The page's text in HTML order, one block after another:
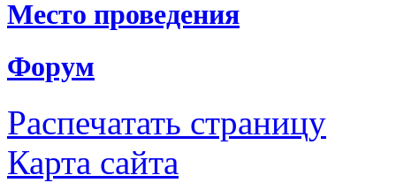
Место проведения
Форум
Распечатать страницу
Карта сайта